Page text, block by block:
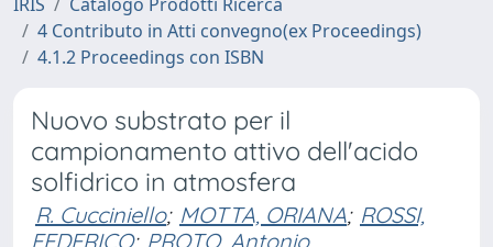
4 Contributo in Atti convegno(ex Proceedings)
4.1.2 Proceedings con ISBN
Nuovo substrato per il
campionamento attivo dell'acido
solfidrico in atmosfera
R. Cucciniello; MOTTA, ORIANA; ROSSI,
FEDERICO; PROTO, Antonio